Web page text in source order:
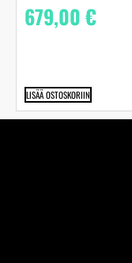
679,00€
LISÄÄ OSTOSKORIIN